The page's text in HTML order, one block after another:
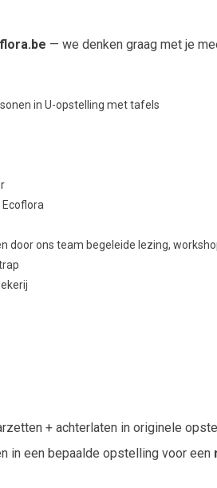
— we denken graag met je
in U-opstelling met tafels
door ons team begeleide lezing,
+ achterlaten in originele
in een bepaalde opstelling voor een